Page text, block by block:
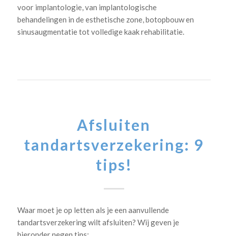
voor implantologie, van implantologische
behandelingen in de esthetische zone, botopbouw en
sinusaugmentatie tot volledige kaak rehabilitatie.
Afsluiten
tandartsverzekering: 9
tips!
Waar moet je op letten als je een aanvullende
tandartsverzekering wilt afsluiten? Wij geven je